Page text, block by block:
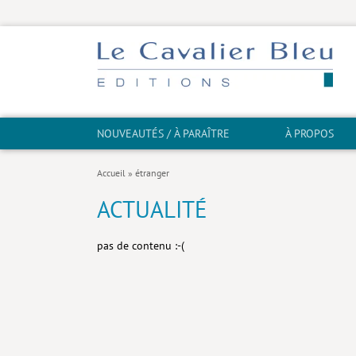
NOUVEAUTÉS / À PARAÎTRE À PROPOS
Accueil » étranger
ACTUALITÉ
pas de contenu :-(